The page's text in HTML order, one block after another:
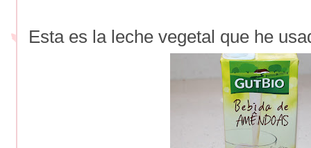
Esta es la leche vegetal que he